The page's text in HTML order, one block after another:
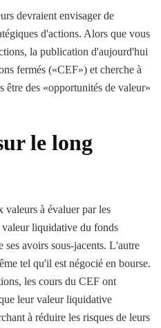
devraient envisager de
d'actions. Alors que vous
la publication d'aujourd'hui
fermés («CEF») et cherche à
être des «opportunités de valeur»
le long
à évaluer par les
valeur liquidative du fonds
avoirs sous-jacents. L'autre
tel qu'il est négocié en bourse.
les cours du CEF ont
leur valeur liquidative
à réduire les risques de leurs